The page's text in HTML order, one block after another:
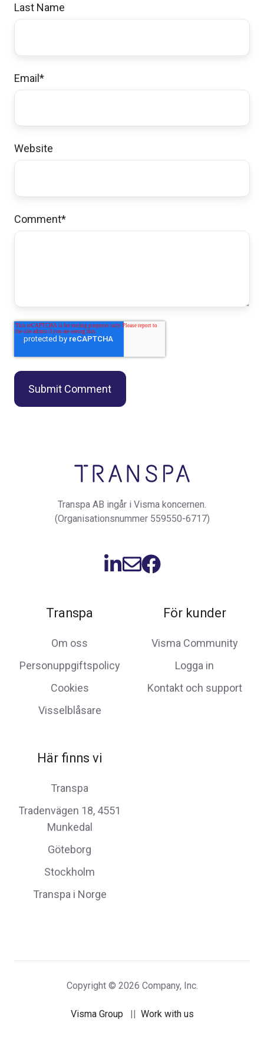
Last Name
Email*
Website
Comment*
Transpa AB ingår i Visma koncernen.
(Organisationsnummer 559550-6717)
Transpa
Om oss
Personuppgiftspolicy
Cookies
Visselblåsare
För kunder
Visma Community
Logga in
Kontakt och support
Här finns vi
Transpa
Tradenvägen 18, 4551
Munkedal
Göteborg
Stockholm
Transpa i Norge
Copyright © 2026 Company, Inc.
Visma Group Work with us